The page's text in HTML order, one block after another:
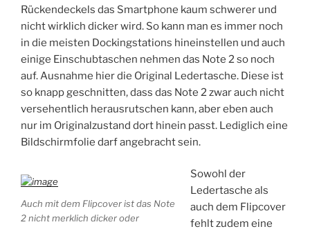
Rückendeckels das Smartphone kaum schwerer und
nicht wirklich dicker wird. So kann man es immer noch
in die meisten Dockingstations hineinstellen und auch
einige Einschubtaschen nehmen das Note 2 so noch
auf. Ausnahme hier die Original Ledertasche. Diese ist
so knapp geschnitten, dass das Note 2 zwar auch nicht
versehentlich herausrutschen kann, aber eben auch
nur im Originalzustand dort hinein passt. Lediglich eine
Bildschirmfolie darf angebracht sein.
Auch mit dem Flipcover ist das Note
2 nicht merklich dicker oder
Sowohl der
Ledertasche als
auch dem Flipcover
fehlt zudem eine